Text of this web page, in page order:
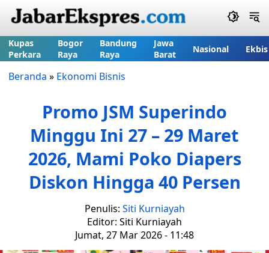
Kupas
Perkara
Bogor
Raya
Bandung
Raya
Jawa
Barat
Nasional Ekbis
Beranda » Ekonomi Bisnis
Promo JSM Superindo
Minggu Ini 27 – 29 Maret
2026, Mami Poko Diapers
Diskon Hingga 40 Persen
Penulis: Siti Kurniayah
Editor: Siti Kurniayah
Jumat, 27 Mar 2026 - 11:48